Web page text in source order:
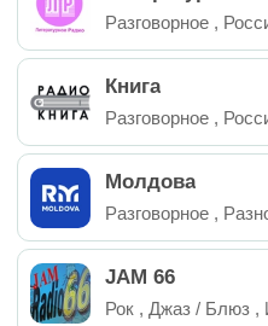
Разговорное ,
Книга
Разговорное ,
Молдова
Разговорное ,
JAM 66
Рок , Джаз / Блюз ,